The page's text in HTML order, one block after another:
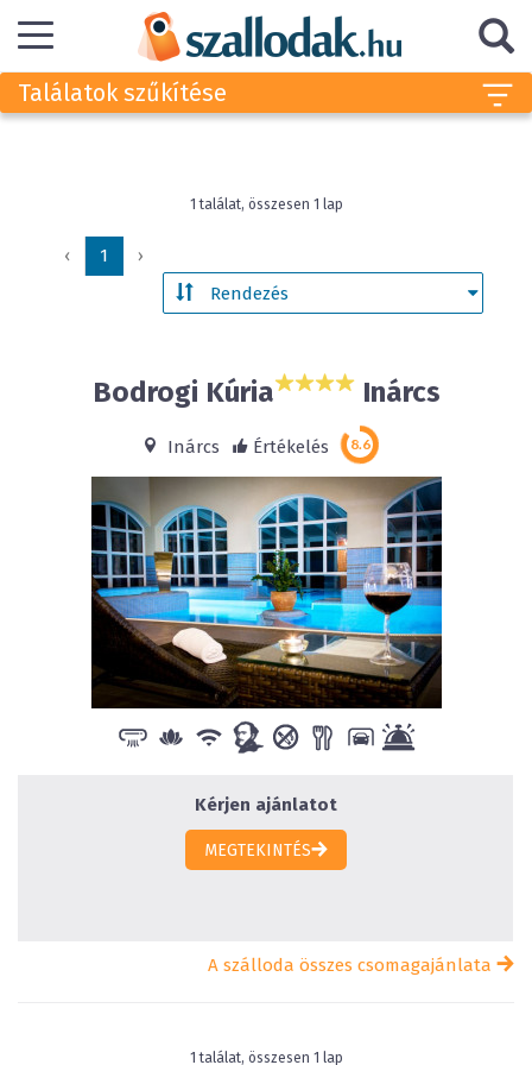
Találatok szűkítése
1 találat, összesen 1 lap
‹ 1 ›
Bodrogi Kúria Inárcs
Inárcs Értékelés
Kérjen ajánlatot
MEGTEKINTÉS
A szálloda összes csomagajánlata
1 találat, összesen 1 lap